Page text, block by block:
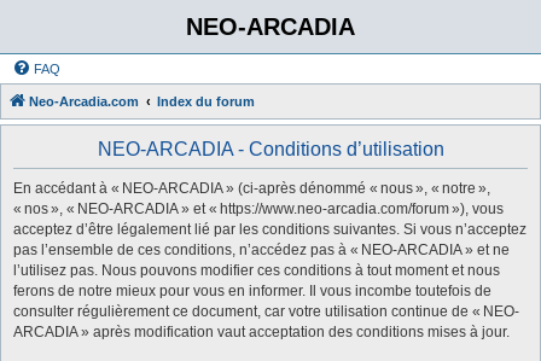
NEO-ARCADIA
FAQ
Neo-Arcadia.com Index du forum
NEO-ARCADIA - Conditions d’utilisation
En accédant à « NEO-ARCADIA » (ci-après dénommé « nous », « notre »,
« nos », « NEO-ARCADIA » et « https://www.neo-arcadia.com/forum »), vous
acceptez d’être légalement lié par les conditions suivantes. Si vous n’acceptez
pas l’ensemble de ces conditions, n’accédez pas à « NEO-ARCADIA » et ne
l’utilisez pas. Nous pouvons modifier ces conditions à tout moment et nous
ferons de notre mieux pour vous en informer. Il vous incombe toutefois de
consulter régulièrement ce document, car votre utilisation continue de « NEO-
ARCADIA » après modification vaut acceptation des conditions mises à jour.